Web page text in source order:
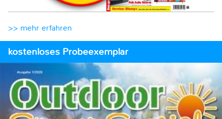
>> mehr erfahren
kostenloses Probeexemplar